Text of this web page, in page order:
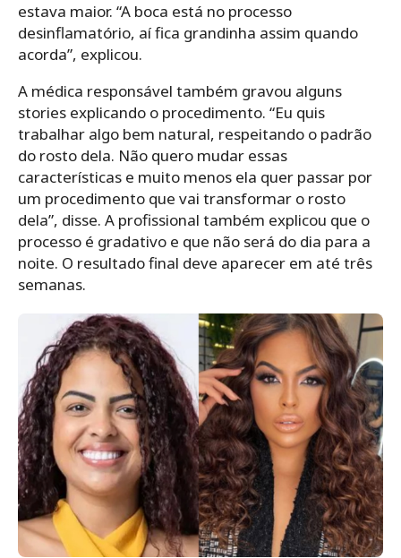
estava maior. “A boca está no processo
desinflamatório, aí fica grandinha assim quando
acorda”, explicou.
A médica responsável também gravou alguns
stories explicando o procedimento. “Eu quis
trabalhar algo bem natural, respeitando o padrão
do rosto dela. Não quero mudar essas
características e muito menos ela quer passar por
um procedimento que vai transformar o rosto
dela”, disse. A profissional também explicou que o
processo é gradativo e que não será do dia para a
noite. O resultado final deve aparecer em até três
semanas.